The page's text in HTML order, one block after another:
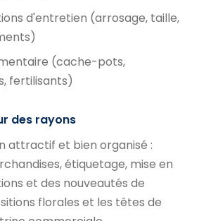
d'entretien (arrosage, taille,
(cache-pots,
fertilisants)
des rayons
attractif et bien organisé :
étiquetage, mise en
et des nouveautés de
florales et les têtes de